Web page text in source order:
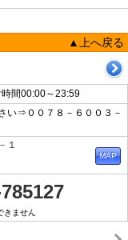
▲上へ戻る
間00:00～23:59
い⇒００７８－６００３－
１
きません